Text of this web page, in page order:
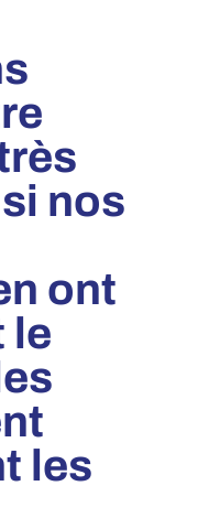
nos
ont
le
les